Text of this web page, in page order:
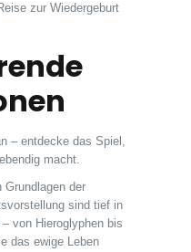
zur Wiedergeburt
– entdecke das Spiel,
macht.
Grundlagen der
sind tief in
von Hieroglyphen bis
das ewige Leben